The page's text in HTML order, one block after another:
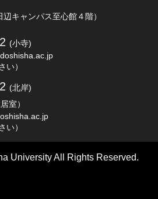
キャンパス至心館４階）
(小寺)
い）
(北岸)
室）
い）
University All Rights Reserved.